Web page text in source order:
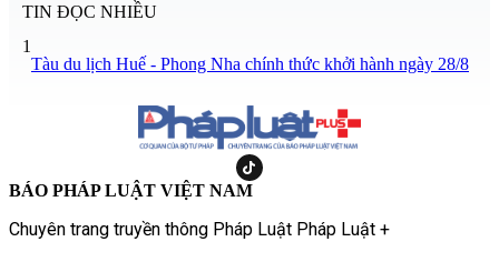
TIN ĐỌC NHIỀU
1
Tàu du lịch Huế - Phong Nha chính thức khởi hành ngày 28/8
BÁO PHÁP LUẬT VIỆT NAM
Chuyên trang truyền thông Pháp Luật Pháp Luật +